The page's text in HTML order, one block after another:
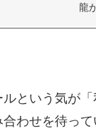
龍
という気が「
わせを待っ